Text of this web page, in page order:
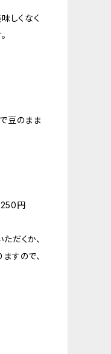
しくなく
豆のまま
250円
だくか、
すので、